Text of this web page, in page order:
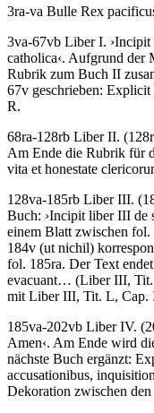
3ra-va Bulle Rex
3va-67vb Liber I. ›Incipit
catholica‹. Aufgrund der
Rubrik zum Buch II
67v geschrieben: Explicit
R.
68ra-128rb Liber II.
Am Ende die Rubrik für
vita et honestate
128va-185rb Liber III.
Buch: ›Incipit liber III de
einem Blatt zwischen
184v (ut nichil)
fol. 185ra. Der Text
evacuant… (Liber III,
mit Liber III, Tit. L, Cap.
185va-202vb Liber IV.
Amen‹. Am Ende wird
nächste Buch ergänzt:
accusationibus,
Dekoration zwischen